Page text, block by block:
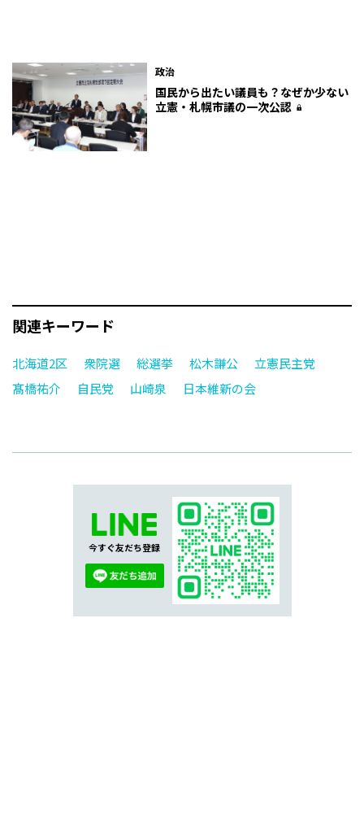
政治
国民から出たい議員も？なぜか少ない
立憲・札幌市議の一次公認
関連キーワード
北海道2区 衆院選 総選挙 松木謙公
立憲民主党
髙橋祐介
自民党 山崎泉 日本維新の会
今すぐ友だち登録